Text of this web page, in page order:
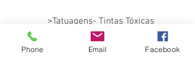
>Tatuagens- Tintas Tóxicas
>Chumbo no Batom
Phone Email Facebook